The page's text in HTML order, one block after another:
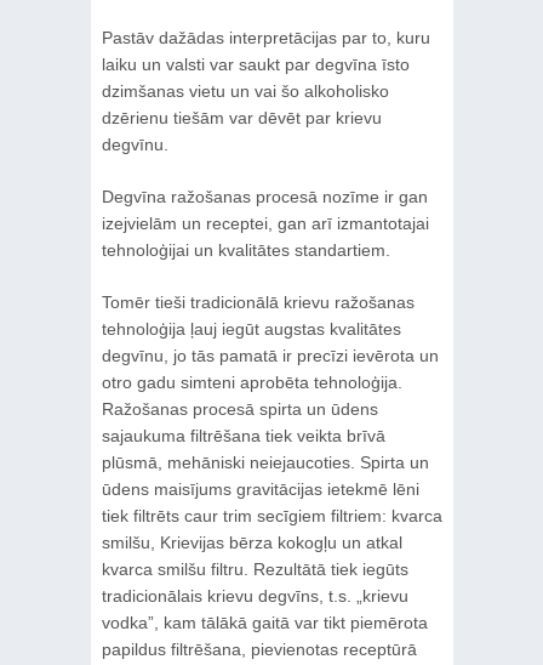
Pastāv dažādas interpretācijas par to, kuru
laiku un valsti var saukt par degvīna īsto
dzimšanas vietu un vai šo alkoholisko
dzērienu tiešām var dēvēt par krievu
degvīnu.
Degvīna ražošanas procesā nozīme ir gan
izejvielām un receptei, gan arī izmantotajai
tehnoloģijai un kvalitātes standartiem.
Tomēr tieši tradicionālā krievu ražošanas
tehnoloģija ļauj iegūt augstas kvalitātes
degvīnu, jo tās pamatā ir precīzi ievērota un
otro gadu simteni aprobēta tehnoloģija.
Ražošanas procesā spirta un ūdens
sajaukuma filtrēšana tiek veikta brīvā
plūsmā, mehāniski neiejaucoties. Spirta un
ūdens maisījums gravitācijas ietekmē lēni
tiek filtrēts caur trim secīgiem filtriem: kvarca
smilšu, Krievijas bērza kokogļu un atkal
kvarca smilšu filtru. Rezultātā tiek iegūts
tradicionālais krievu degvīns, t.s. „krievu
vodka”, kam tālākā gaitā var tikt piemērota
papildus filtrēšana, pievienotas receptūrā